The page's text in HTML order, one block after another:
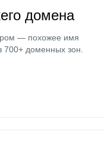
домена
— похожее имя
700+ доменных зон.